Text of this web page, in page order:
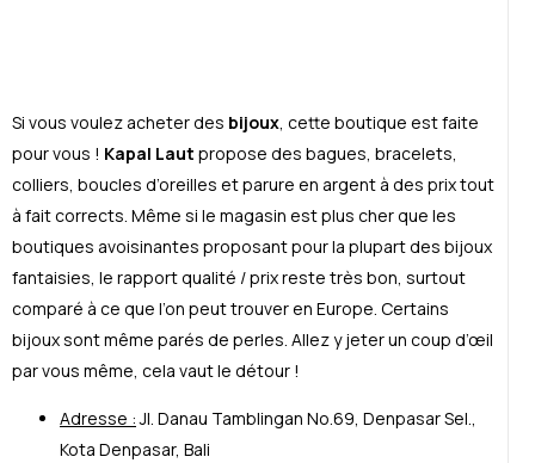
Si vous voulez acheter des bijoux, cette boutique est faite
pour vous ! Kapal Laut propose des bagues, bracelets,
colliers, boucles d’oreilles et parure en argent à des prix tout
à fait corrects. Même si le magasin est plus cher que les
boutiques avoisinantes proposant pour la plupart des bijoux
fantaisies, le rapport qualité / prix reste très bon, surtout
comparé à ce que l’on peut trouver en Europe. Certains
bijoux sont même parés de perles. Allez y jeter un coup d’œil
par vous même, cela vaut le détour !
Adresse :Jl. Danau Tamblingan No.69, Denpasar Sel.,
Kota Denpasar, Bali